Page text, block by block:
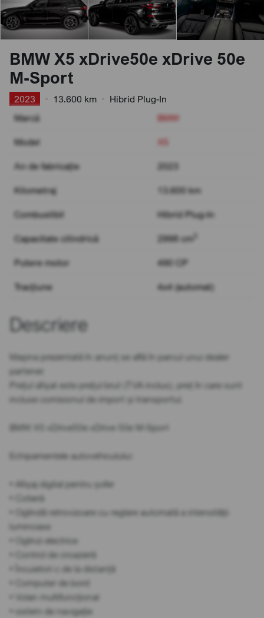
BMW X5 xDrive50e xDrive 50e
M-Sport
2023 13.600 km
Hibrid Plug-In
Marcă
BMW
Model X5
An de fabricație 2023
Kilometraj 13.600 km
Combustibil Hibrid Plug-In
Capacitate cilindrică 2998 cm
Putere motor 490 CP
Tracțiune 4x4 (automat)
Descriere
Mașina prezentată în anunț se află în parcul unui dealer
partener.
Prețul afișat este prețul brut (TVA inclus), preț în care sunt
incluse comisionul de import și transportul.
BMW X5 xDrive50e xDrive 50e M-Sport
Echipamentele autovehiculului:
• Afișaj digital pentru șofer
• Cotieră
• Oglindă retrovizoare cu reglare automată a intensității
luminoase
• Oglinzi electrice
• Control de croazieră
• Încuietori c de la distanță
• Computer de bord
• Volan multifuncțional
• sistem de navigație